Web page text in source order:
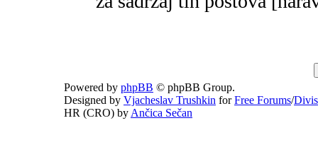
Powered by phpBB © phpBB Group.
Designed by Vjacheslav Trushkin forFree Forums/
HR (CRO) by Ančica Sečan